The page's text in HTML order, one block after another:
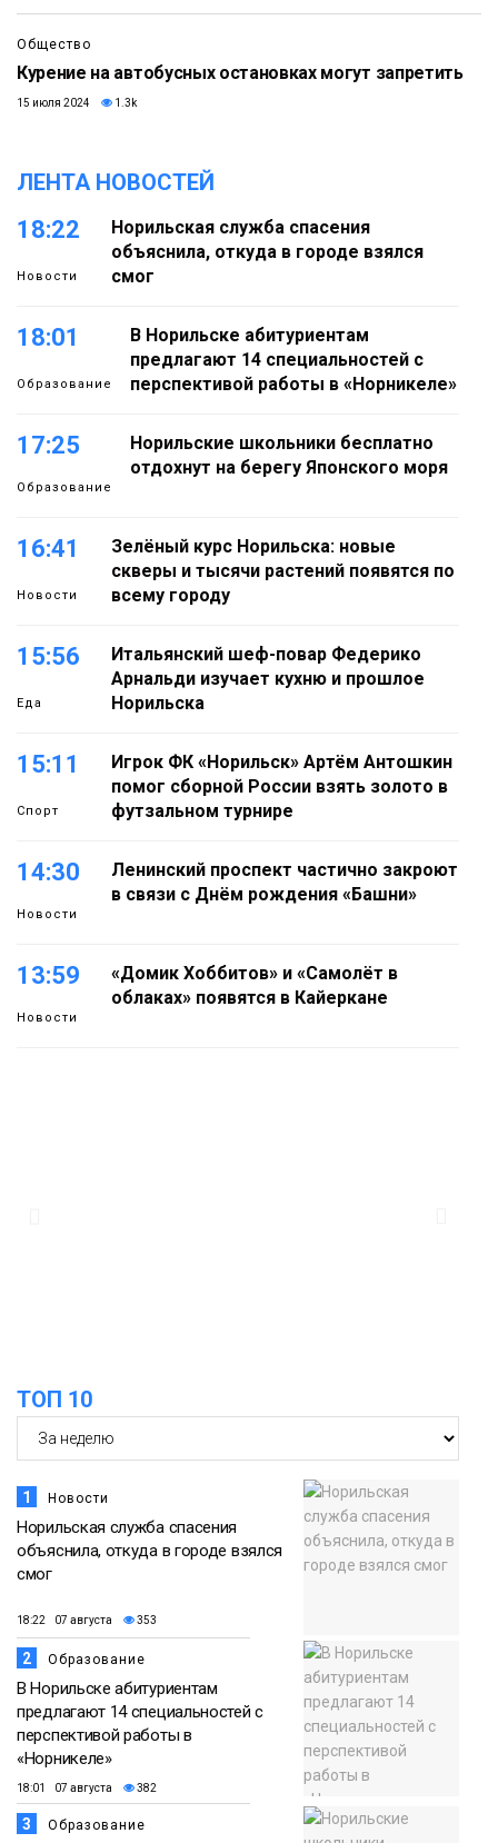
Общество
Курение на автобусных остановках могут запретить
15 июля 2024 1.3k
ЛЕНТА НОВОСТЕЙ
18:22
Новости
Норильская служба спасения
объяснила, откуда в городе взялся
смог
18:01
Образование
В Норильске абитуриентам
предлагают 14 специальностей с
перспективой работы в «Норникеле»
17:25
Образование
Норильские школьники бесплатно
отдохнут на берегу Японского моря
16:41
Новости
Зелёный курс Норильска: новые
скверы и тысячи растений появятся по
всему городу
15:56
Еда
Итальянский шеф-повар Федерико
Арнальди изучает кухню и прошлое
Норильска
15:11
Спорт
Игрок ФК «Норильск» Артём Антошкин
помог сборной России взять золото в
футзальном турнире
14:30
Новости
Ленинский проспект частично закроют
в связи с Днём рождения «Башни»
13:59
Новости
«Домик Хоббитов» и «Самолёт в
облаках» появятся в Кайеркане
ТОП 10
1 Новости
Норильская служба спасения
объяснила, откуда в городе взялся
смог
18:22 07 августа 353
2 Образование
В Норильске абитуриентам
предлагают 14 специальностей с
перспективой работы в
«Норникеле»
18:01 07 августа 382
3 Образование